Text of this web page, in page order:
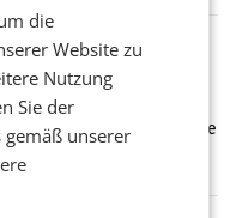
übertroffen.
ARA und
am POS über
August hinweg rücken die
AG (ARA) und der
die Initiative
in allen österreichischen
die
Website zu
Nutzung
Sie der
gemäß unserer